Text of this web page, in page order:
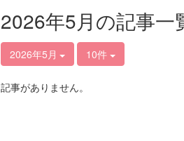
2026年5月の記事一
2026年5月 10件
記事がありません。